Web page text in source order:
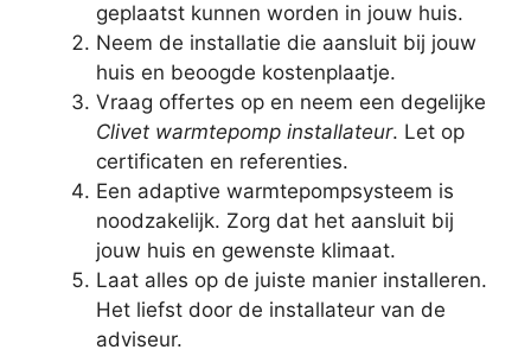
geplaatst kunnen worden in jouw huis.
Neem de installatie die aansluit bij jouw
huis en beoogde kostenplaatje.
Vraag offertes op en neem een degelijke
Clivet warmtepomp installateur. Let op
certificaten en referenties.
Een adaptive warmtepompsysteem is
noodzakelijk. Zorg dat het aansluit bij
jouw huis en gewenste klimaat.
Laat alles op de juiste manier installeren.
Het liefst door de installateur van de
adviseur.